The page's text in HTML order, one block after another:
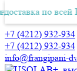
+7 (4212) 932-934
+7 (4212) 932-934
info@frangipani-
Авиа-
по всей России